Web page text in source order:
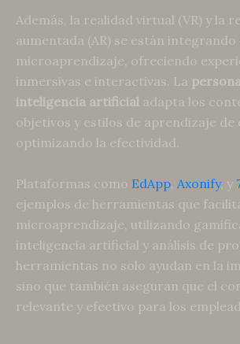
Además, la realidad virtual (VR) y la
aumentada (AR) se están integrando
microaprendizaje, ofreciendo
inmersivas e interactivas. La
inteligencia artificial adapta los
objetivos y estilos de aprendizaje de
optimizando la efectividad.
Plataformas como EdApp Axonify, y
ejemplos de herramientas que
microaprendizaje, utilizando
inteligencia artificial y análisis de
herramientas no solo ayudan en la
sino que también aseguran que el
relevante y efectivo para los